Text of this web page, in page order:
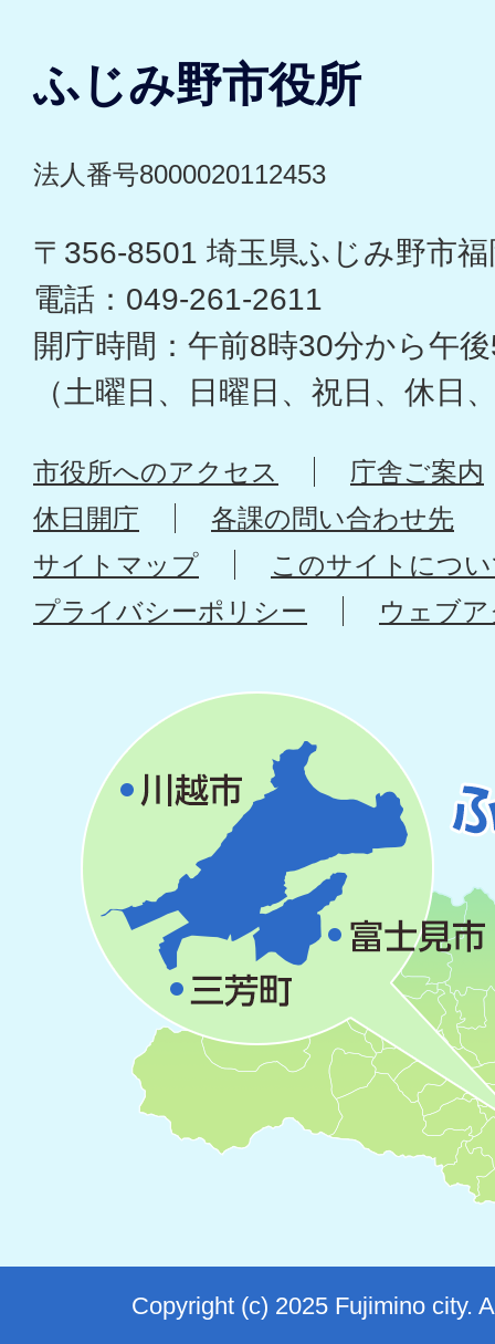
ふじみ野市役所
法人番号8000020112453
〒356-8501 埼玉県ふじみ野市
電話：049-261-2611
開庁時間：午前8時30分から午
（土曜日、日曜日、祝日、休日
市役所へのアクセス
庁舎ご案内
休日開庁
各課の問い合わせ先
サイトマップ
このサイトにつ
プライバシーポリシー
ウェブ
Copyright (c) 2025 Fujimino city.